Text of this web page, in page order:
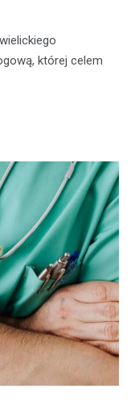
której celem